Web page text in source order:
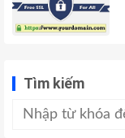
Tìm kiếm